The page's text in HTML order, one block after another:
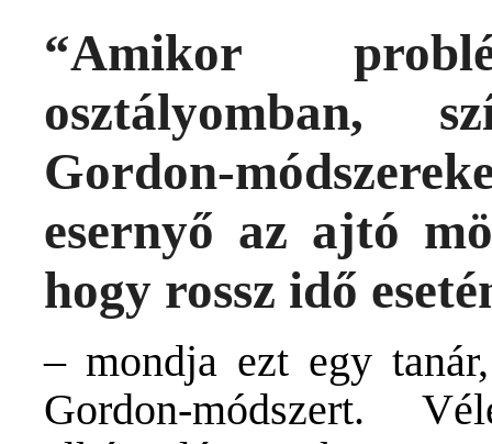
“Amikor
osztályomban,
Gordon-
esernyő az ajtó
hogy rossz idő
– mondja ezt egy
Gordon-módszert.